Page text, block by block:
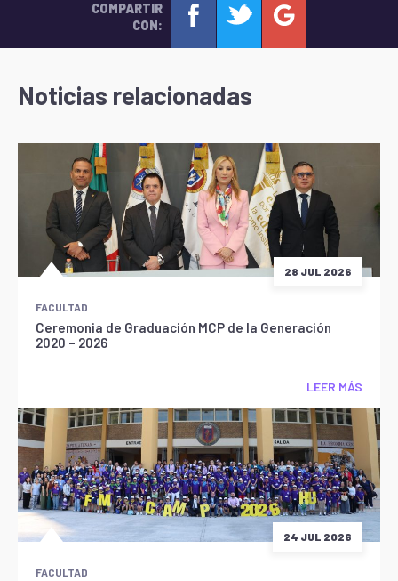
COMPARTIR
CON:
Noticias relacionadas
28 JUL 2026
FACULTAD
Ceremonia de Graduación MCP de la Generación
2020 – 2026
LEER MÁS
24 JUL 2026
FACULTAD